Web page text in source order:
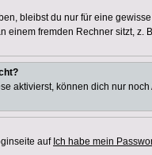
bleibst du nur für eine
fremden Rechner sitzt, z.
aktivierst, können dich nur
auf Ich habe mein